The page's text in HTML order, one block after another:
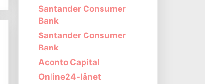
Santander Consumer
Bank
Santander Consumer
Bank
Aconto Capital
Online24-lånet